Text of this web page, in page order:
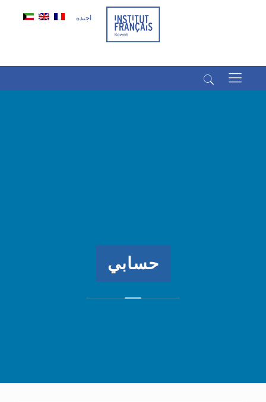
اجنده
حسابي